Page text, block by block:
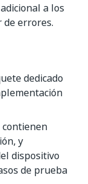
a los
errores.
dedicado
y
dispositivo
de prueba